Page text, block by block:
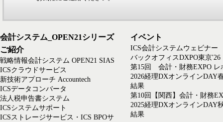
会計システム_OPEN21シリーズ
ご紹介
戦略情報会計システム OPEN21 SIAS
ICSクラウドサービス
新技術アプローチ Accountech
ICSデータコンバータ
法人税申告書システム
ICSシステムサポート
ICSストレージサービス・ICS BPOサ
イベント
ICS会計システムウェビナー
バックオフィスDXPO東京'26
第15回 会計・財務EXPO レ
2026経理DXオンラインDAY
結果
第10回【関西】会計・財務
2025経理DXオンラインDAY
結果